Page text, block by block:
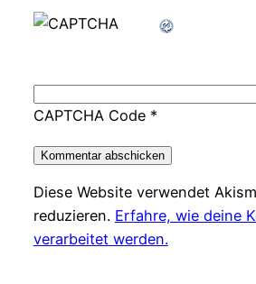
CAPTCHA Code*
Diese Website verwendet
reduzieren. Erfahre, wie deine
verarbeitet werden.